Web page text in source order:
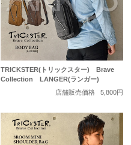
TRICKSTER(トリックスター) Brave
Collection LANGER(ランガー)
店舗販売価格
5,800円